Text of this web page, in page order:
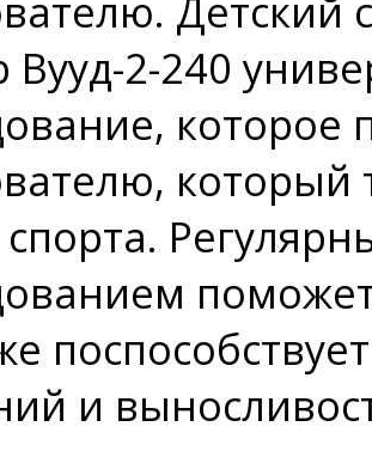
Вууд-2-240
которое
который
спорта.
и